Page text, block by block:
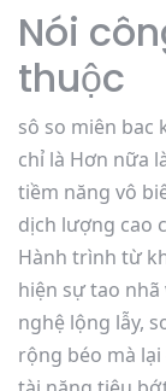
Nói
thuộc
sô so miên bac
chỉ là Hơn nữa
tiềm năng vô
dịch lượng cao
Hành trình từ
hiện sự tao
nghệ lộng lẫy,
rộng béo mà